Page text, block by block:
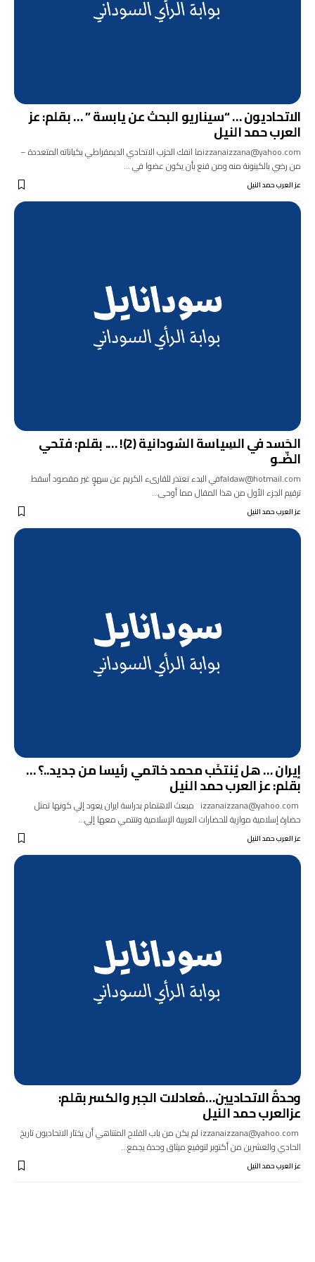
الاتحاديون … “سيناريو البحث عن يابسة ” … بقلم: عز
العرب حمد النيل
izzanaizzana@yahoo.comما انفك الحزب الاتحادي الديمقراطي بكياناته المتعددة –
من رضي بالكينونة منه ومن قنع بأن يكون عضوا في …
عز العرب حمد النيل
الحَسد في السِياسة السُودانية (2)! …. بقلم: فتحي
الضّـو
faldaw@hotmail.comفي البدء نعتذر للقارىء الكريم عن سهوٍ غير مقصود أسقط
ترقيم الجزء الأول من هذا المقال مما أوحى…
عز العرب حمد النيل
إيران … هل يُنتخَب محمد خاتمي رئيسا من جديد..؟ …
بقلم: عز العرب حمد النيل
izzanaizzana@yahoo.com مبعث الاهتمام بدراسة ايران يعود إلي كونها تمثل
حضارة إسلامية موازية للحضارات العربية الإسلامية وتنتمي معها إلي…
عز العرب حمد النيل
وحدةُ الاتحاديين…مُعادلات الجبر والكسر بقلم:
عزالعرب حمد النيل
izzanaizzana@yahoo.com لم يكن من باب الفلاح المتناهي أن يختار الاتحاديون تاريخ
الحادي والعشرين من أكتوبر لتوقيع ميثاق وحدة يجمع…
عز العرب حمد النيل